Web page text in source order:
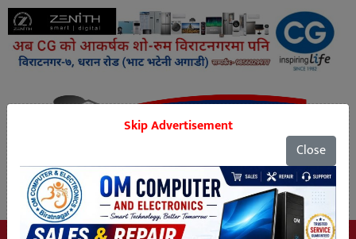
Skip Advertisement
Close